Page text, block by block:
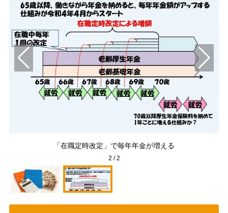
「在職定時改定」で毎年年金が増える
2 /2